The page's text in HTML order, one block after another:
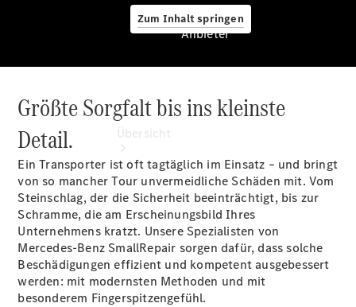
Zum Inhalt springen
Anbieter
Startseite
Modellübersicht
Konfigurator
Anbieter
Größte Sorgfalt bis ins kleinste
Detail.
Ein Transporter ist oft tagtäglich im Einsatz – und bringt
von so mancher Tour unvermeidliche Schäden mit. Vom
Steinschlag, der die Sicherheit beeinträchtigt, bis zur
Schramme, die am Erscheinungsbild Ihres
Unternehmens kratzt. Unsere Spezialisten von
Mercedes-Benz SmallRepair sorgen dafür, dass solche
Beschädigungen effizient und kompetent ausgebessert
werden: mit modernsten Methoden und mit
besonderem Fingerspitzengefühl.